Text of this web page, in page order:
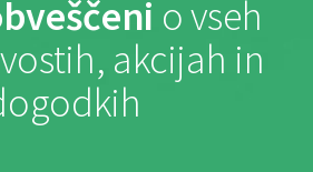
o vseh
akcijah in